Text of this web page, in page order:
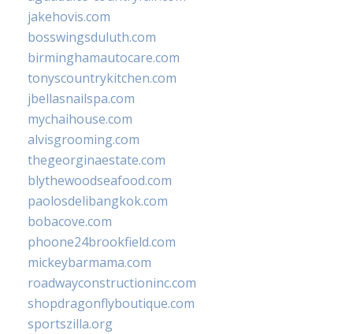
jakehovis.com
bosswingsduluth.com
birminghamautocare.com
tonyscountrykitchen.com
jbellasnailspa.com
mychaihouse.com
alvisgrooming.com
thegeorginaestate.com
blythewoodseafood.com
paolosdelibangkok.com
bobacove.com
phoone24brookfield.com
mickeybarmama.com
roadwayconstructioninc.com
shopdragonflyboutique.com
sportszilla.org